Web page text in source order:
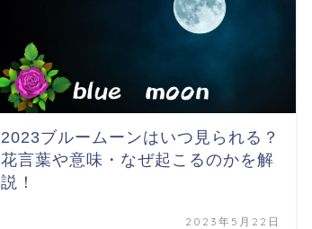
2023ブルームーンはいつ見られる？
花言葉や意味・なぜ起こるのかを解
説！
2023年5月22日